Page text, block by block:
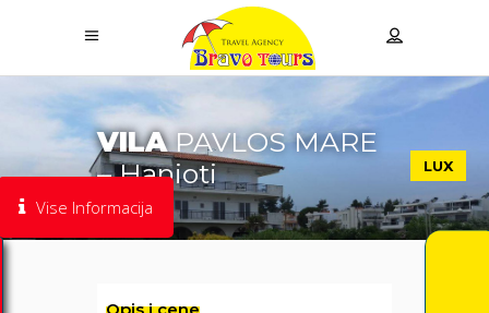
Vise Informacija
VILAPAVLOS MARE
– Hanioti
LUX